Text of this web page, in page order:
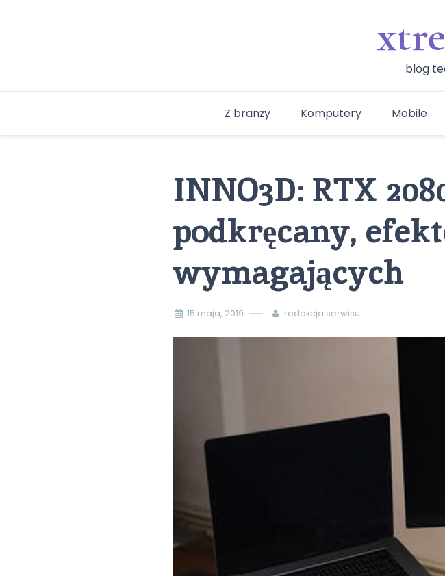
blog
Z branży Komputery Mobile
INNO3D: RTX
podkręcany,
wymagających
15 maja, 2019 redakcja serwisu